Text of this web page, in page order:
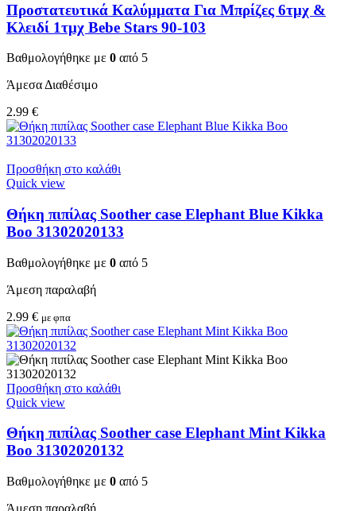
Προστατευτικά Καλύμματα Για Μπρίζες 6τμχ &
Κλειδί 1τμχ Bebe Stars 90-103
Βαθμολογήθηκε με 0 από 5
Άμεσα Διαθέσιμο
2.99 €
Προσθήκη στο καλάθι
Quick view
Θήκη πιπίλας Soother case Elephant Blue Kikka
Boo 31302020133
Βαθμολογήθηκε με 0 από 5
Άμεση παραλαβή
2.99 € με φπα
Προσθήκη στο καλάθι
Quick view
Θήκη πιπίλας Soother case Elephant Mint Kikka
Boo 31302020132
Βαθμολογήθηκε με 0 από 5